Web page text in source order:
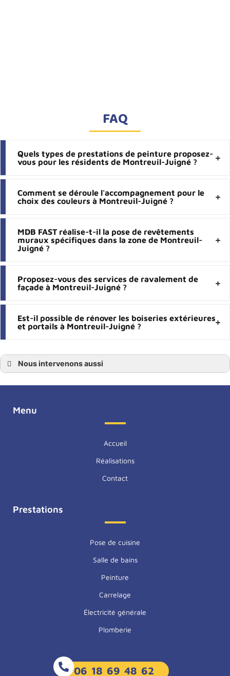
FAQ
Quels types de prestations de peinture proposez-
vous pour les résidents de Montreuil-Juigné ?
Comment se déroule l'accompagnement pour le
choix des couleurs à Montreuil-Juigné ?
MDB FAST réalise-t-il la pose de revêtements
muraux spécifiques dans la zone de Montreuil-
Juigné ?
Proposez-vous des services de ravalement de
façade à Montreuil-Juigné ?
Est-il possible de rénover les boiseries extérieures
et portails à Montreuil-Juigné ?
Nous intervenons aussi
Peintre Saint-Barthélemy-d’Anjou
Menu
Accueil
Réalisations
Contact
Prestations
Pose de cuisine
Salle de bains
Peinture
Carrelage
Électricité générale
Plomberie
06 18 69 48 62